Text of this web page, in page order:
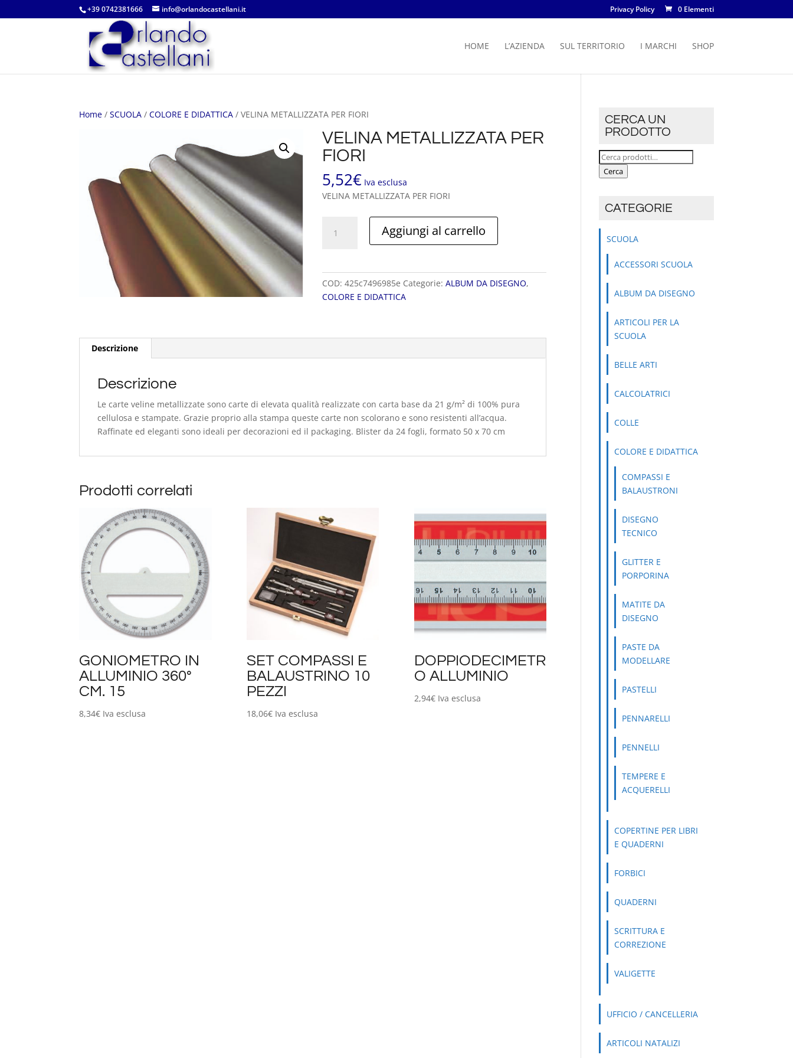
+39 0742381666 info@orlandocastellani.it Privacy Policy 0 Elementi
HOME L’AZIENDA SUL TERRITORIO I MARCHI SHOP
Home /SCUOLA /COLORE E DIDATTICA / VELINA METALLIZZATA PER FIORI
VELINA METALLIZZATA PER
FIORI
5,52€ Iva esclusa
VELINA METALLIZZATA PER FIORI
METALLIZZATA
Aggiungi al carrello
COD:425c7496985e Categorie:ALBUM DA DISEGNO,
COLORE E DIDATTICA
Descrizione
Descrizione
Le carte veline metallizzate sono carte di elevata qualità realizzate con carta base da 21 g/m² di 100% pura
cellulosa e stampate. Grazie proprio alla stampa queste carte non scolorano e sono resistenti all’acqua.
Raffinate ed eleganti sono ideali per decorazioni ed il packaging. Blister da 24 fogli, formato 50 x 70 cm
Prodotti correlati
GONIOMETRO IN
ALLUMINIO 360°
CM. 15
8,34€ Iva esclusa
SET COMPASSI E
BALAUSTRINO 10
PEZZI
18,06€ Iva esclusa
DOPPIODECIMETR
O ALLUMINIO
2,94€ Iva esclusa
CERCA UN
PRODOTTO
Cerca:
Cerca
CATEGORIE
SCUOLA
ACCESSORI SCUOLA
ALBUM DA DISEGNO
ARTICOLI PER LA
SCUOLA
BELLE ARTI
CALCOLATRICI
COLLE
COLORE E DIDATTICA
COMPASSI E
BALAUSTRONI
DISEGNO
TECNICO
GLITTER E
PORPORINA
MATITE DA
DISEGNO
PASTE DA
MODELLARE
PASTELLI
PENNARELLI
PENNELLI
TEMPERE E
ACQUERELLI
COPERTINE PER LIBRI
E QUADERNI
FORBICI
QUADERNI
SCRITTURA E
CORREZIONE
VALIGETTE
UFFICIO / CANCELLERIA
ARTICOLI NATALIZI